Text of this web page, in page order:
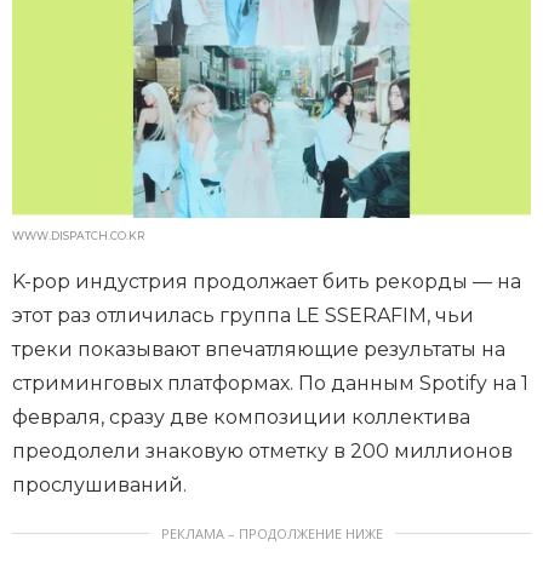
WWW.DISPATCH.CO.KR
K-pop индустрия продолжает бить рекорды — на
этот раз отличилась группа LE SSERAFIM, чьи
треки показывают впечатляющие результаты на
стриминговых платформах. По данным Spotify на 1
февраля, сразу две композиции коллектива
преодолели знаковую отметку в 200 миллионов
прослушиваний.
РЕКЛАМА – ПРОДОЛЖЕНИЕ НИЖЕ